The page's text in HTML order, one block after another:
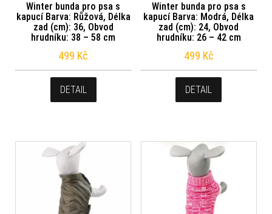
Winter bunda pro psa s
kapucí Barva: Růžová, Délka
zad (cm): 36, Obvod
hrudníku: 38 – 58 cm
499 Kč
DETAIL
Winter bunda pro psa s
kapucí Barva: Modrá, Délka
zad (cm): 24, Obvod
hrudníku: 26 – 42 cm
499 Kč
DETAIL